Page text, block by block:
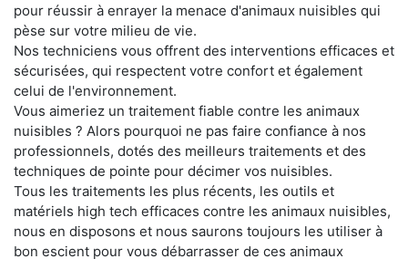
pour réussir à enrayer la menace d'animaux nuisibles qui
pèse sur votre milieu de vie.
Nos techniciens vous offrent des interventions efficaces et
sécurisées, qui respectent votre confort et également
celui de l'environnement.
Vous aimeriez un traitement fiable contre les animaux
nuisibles ? Alors pourquoi ne pas faire confiance à nos
professionnels, dotés des meilleurs traitements et des
techniques de pointe pour décimer vos nuisibles.
Tous les traitements les plus récents, les outils et
matériels high tech efficaces contre les animaux nuisibles,
nous en disposons et nous saurons toujours les utiliser à
bon escient pour vous débarrasser de ces animaux